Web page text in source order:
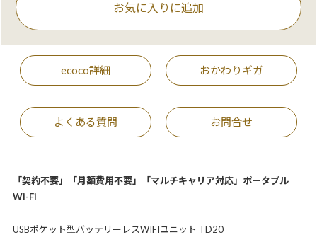
お気に入りに追加
ecoco詳細 おかわりギガ
よくある質問 お問合せ
「契約不要」「月額費用不要」「マルチキャリア対応」ポータブル
Wi-Fi
USBポケット型バッテリーレスWIFIユニット TD20